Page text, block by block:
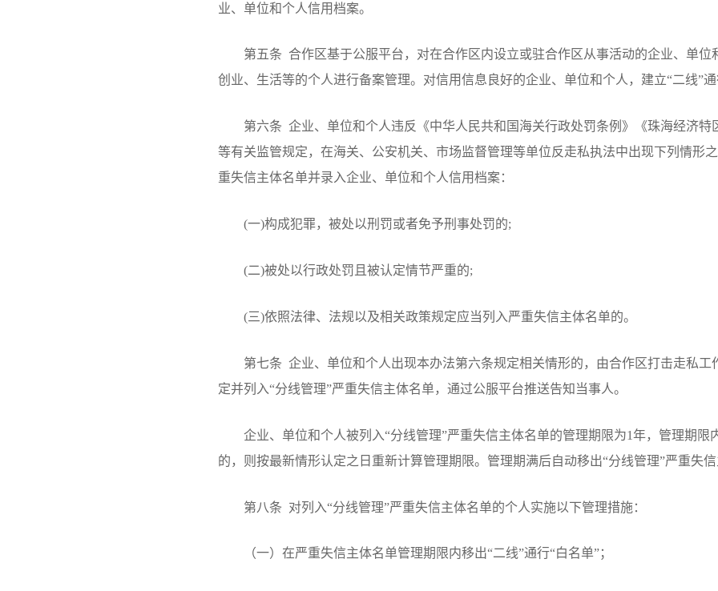
业、单位和个人信用档案。
第五条 合作区基于公服平台，对在合作区内设立或驻合作区从事活动的企业、单位
创业、生活等的个人进行备案管理。对信用信息良好的企业、单位和个人，建立“二线”
第六条 企业、单位和个人违反《中华人民共和国海关行政处罚条例》《珠海经济特
等有关监管规定，在海关、公安机关、市场监督管理等单位反走私执法中出现下列情形
重失信主体名单并录入企业、单位和个人信用档案：
(一)构成犯罪，被处以刑罚或者免予刑事处罚的;
(二)被处以行政处罚且被认定情节严重的;
(三)依照法律、法规以及相关政策规定应当列入严重失信主体名单的。
第七条 企业、单位和个人出现本办法第六条规定相关情形的，由合作区打击走私工
定并列入“分线管理”严重失信主体名单，通过公服平台推送告知当事人。
企业、单位和个人被列入“分线管理”严重失信主体名单的管理期限为1年，管理期限
的，则按最新情形认定之日重新计算管理期限。管理期满后自动移出“分线管理”严重失
第八条 对列入“分线管理”严重失信主体名单的个人实施以下管理措施：
（一）在严重失信主体名单管理期限内移出“二线”通行“白名单”；